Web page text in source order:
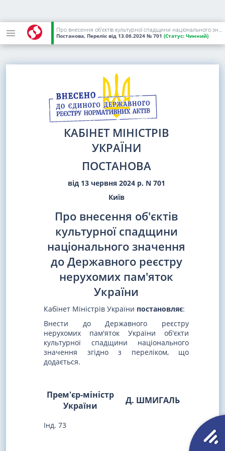
Про внесення об'єктів культурної спадщини національного значення до Державного реєстру нерухомих пам'яток України
Постанова, Перелік від 13.06.2024 № 701 (Статус: Чинний)
КАБІНЕТ МІНІСТРІВ
УКРАЇНИ
ПОСТАНОВА
від 13 червня 2024 р. N 701
Київ
Про внесення об'єктів
культурної спадщини
національного значення
до Державного реєстру
нерухомих пам'яток
України
Кабінет Міністрів України постановляє:
Внести до Державного реєстру
нерухомих пам'яток України об'єкти
культурної спадщини національного
значення згідно з переліком, що
додається.
Прем'єр-міністр
України
Д. ШМИГАЛЬ
Інд. 73